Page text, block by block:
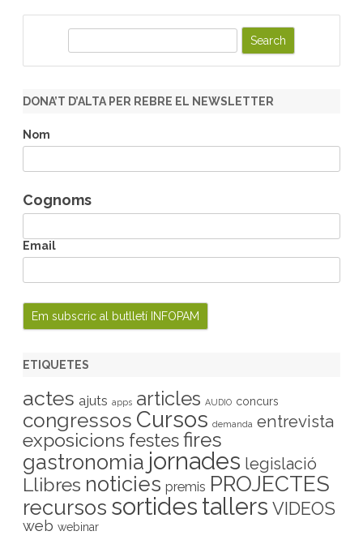
r
h
DONA’T D’ALTA PER REBRE EL NEWSLETTER
Nom
Cognoms
Email
ETIQUETES
actes ajuts apps articles AUDIO concurs
congressos Cursos demanda entrevista
exposicions festesfires
gastronomia jornades legislació
Llibres noticies premis PROJECTES
recursos sortides tallers VIDEOS
web webinar